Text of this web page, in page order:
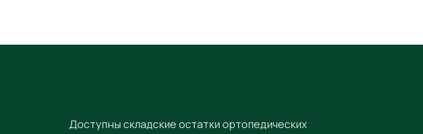
Доступны складские остатки ортопедических